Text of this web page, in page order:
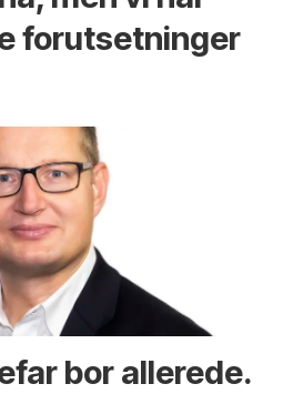
forutsetninger
bor allerede.